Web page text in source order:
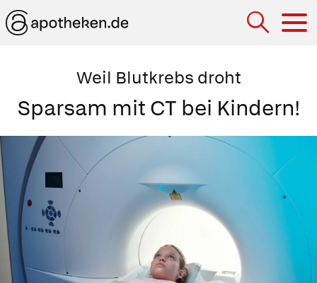
Weil Blutkrebs droht
Sparsam mit CT bei Kindern!